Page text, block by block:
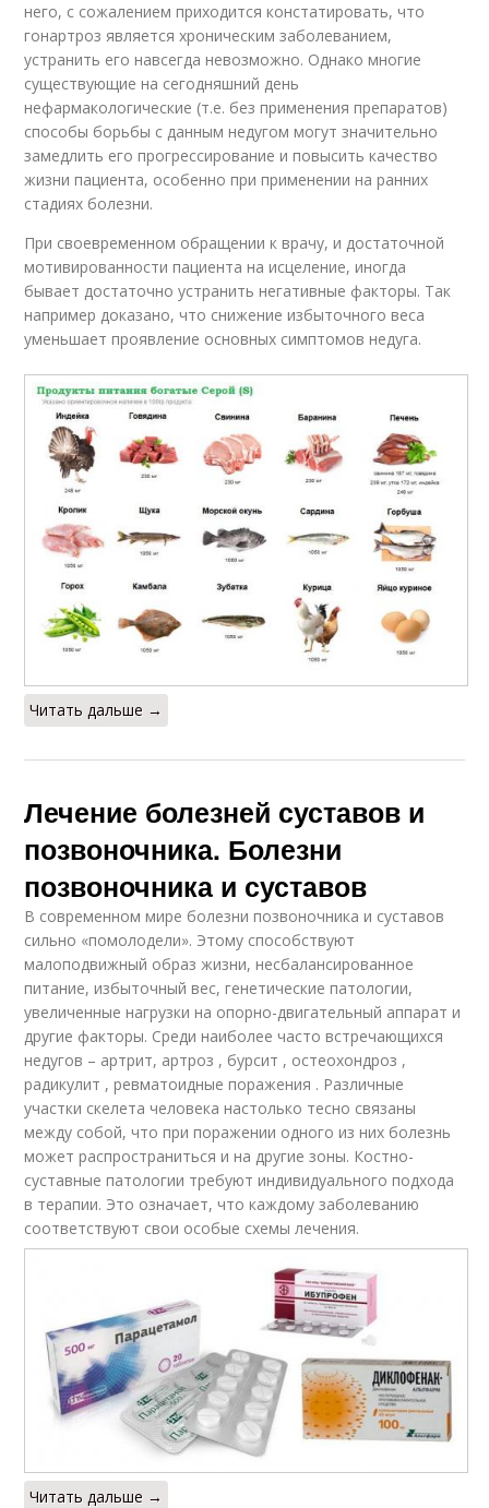
него, с сожалением приходится констатировать, что
гонартроз является хроническим заболеванием,
устранить его навсегда невозможно. Однако многие
существующие на сегодняшний день
нефармакологические (т.е. без применения препаратов)
способы борьбы с данным недугом могут значительно
замедлить его прогрессирование и повысить качество
жизни пациента, особенно при применении на ранних
стадиях болезни.
При своевременном обращении к врачу, и достаточной
мотивированности пациента на исцеление, иногда
бывает достаточно устранить негативные факторы. Так
например доказано, что снижение избыточного веса
уменьшает проявление основных симптомов недуга.
Читать дальше →
Лечение болезней суставов и
позвоночника. Болезни
позвоночника и суставов
В современном мире болезни позвоночника и суставов
сильно «помолодели». Этому способствуют
малоподвижный образ жизни, несбалансированное
питание, избыточный вес, генетические патологии,
увеличенные нагрузки на опорно-двигательный аппарат и
другие факторы. Среди наиболее часто встречающихся
недугов – артрит, артроз , бурсит , остеохондроз ,
радикулит , ревматоидные поражения . Различные
участки скелета человека настолько тесно связаны
между собой, что при поражении одного из них болезнь
может распространиться и на другие зоны. Костно-
суставные патологии требуют индивидуального подхода
в терапии. Это означает, что каждому заболеванию
соответствуют свои особые схемы лечения.
Читать дальше →